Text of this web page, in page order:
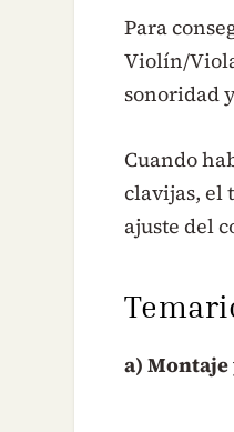
Para
Violín/
sonoridad
Cuando
clavijas, el
ajuste del
a)